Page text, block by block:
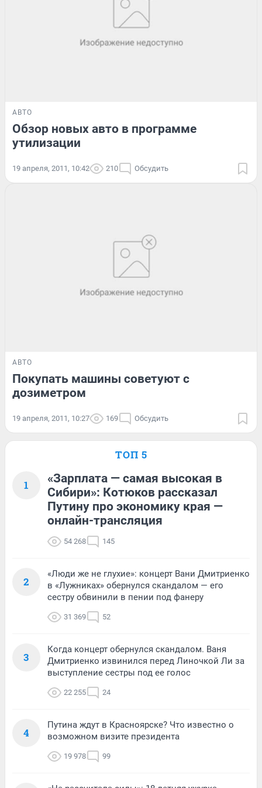
АВТО
Обзор новых авто в программе
утилизации
19 апреля, 2011, 10:42 210 Обсудить
АВТО
Покупать машины советуют с
дозиметром
19 апреля, 2011, 10:27 169 Обсудить
ТОП 5
1
«Зарплата — самая высокая в
Сибири»: Котюков рассказал
Путину про экономику края —
онлайн-трансляция
54 268 145
2
«Люди же не глухие»: концерт Вани Дмитриенко
в «Лужниках» обернулся скандалом — его
сестру обвинили в пении под фанеру
31 369 52
3
Когда концерт обернулся скандалом. Ваня
Дмитриенко извинился перед Линочкой Ли за
выступление сестры под ее голос
22 255 24
4
Путина ждут в Красноярске? Что известно о
возможном визите президента
19 978 99